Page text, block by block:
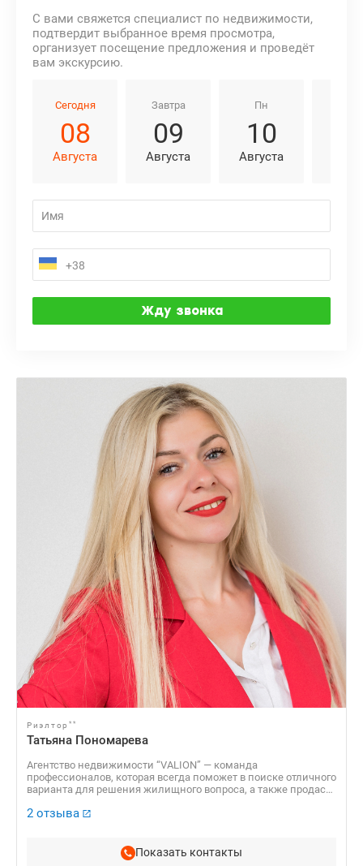
С вами свяжется специалист по недвижимости,
подтвердит выбранное время просмотра,
организует посещение предложения и проведёт
вам экскурсию.
Сегодня
08
Августа
Завтра
09
Августа
Пн
10
Августа
Риэлтор **
Татьяна Пономарева
Агентство недвижимости “VALION” — команда
профессионалов, которая всегда поможет в поиске отличного
варианта для решения жилищного вопроса, а также продаст
2 отзыва
Показать контакты